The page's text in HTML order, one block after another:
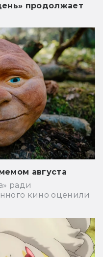
продолжает
августа
ради
кино оценили